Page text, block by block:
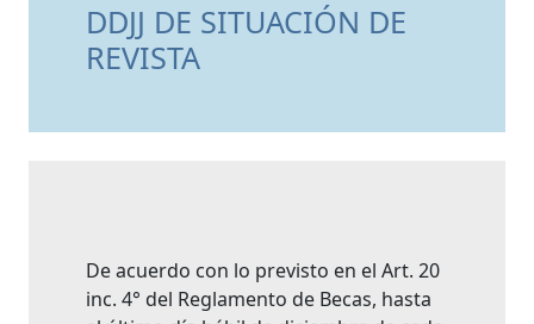
DDJJ DE SITUACIÓN DE
REVISTA
De acuerdo con lo previsto en el Art. 20
inc. 4° del Reglamento de Becas, hasta